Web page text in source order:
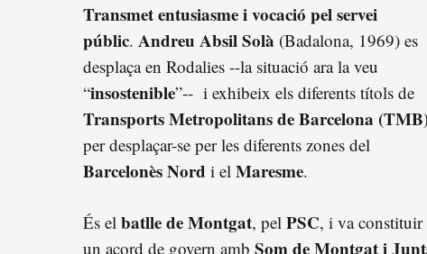
Transmet entusiasme i vocació pel servei
públic. Andreu Absil Solà (Badalona, 1969) es
desplaça en Rodalies --la situació ara la veu
“insostenible”-- i exhibeix els diferents títols de
Transports Metropolitans de Barcelona
per desplaçar-se per les diferents zones del
Barcelonès Nord i el Maresme.
És el batlle de Montgat, pel PSC, i va constituir
un acord de govern amb Som de Montgat i